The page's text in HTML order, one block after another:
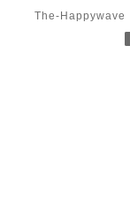
The-Happywave